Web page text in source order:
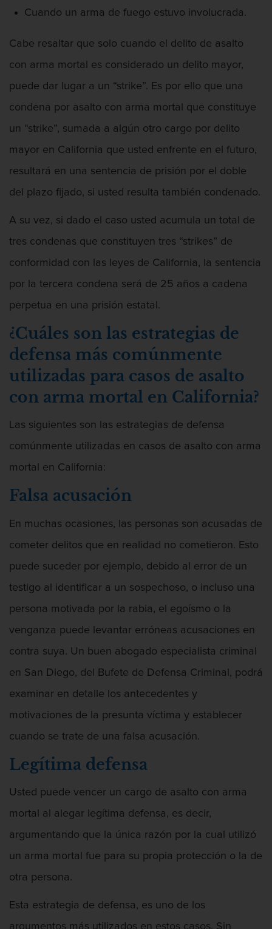
Cuando un arma de fuego estuvo involucrada.
Cabe resaltar que solo cuando el delito de asalto
con arma mortal es considerado un delito mayor,
puede dar lugar a un “strike”. Es por ello que una
condena por asalto con arma mortal que constituye
un “strike”, sumada a algún otro cargo por delito
mayor en California que usted enfrente en el futuro,
resultará en una sentencia de prisión por el doble
del plazo fijado, si usted resulta también condenado.
A su vez, si dado el caso usted acumula un total de
tres condenas que constituyen tres “strikes” de
conformidad con las leyes de California, la sentencia
por la tercera condena será de 25 años a cadena
perpetua en una prisión estatal.
¿Cuáles son las estrategias de
defensa más comúnmente
utilizadas para casos de asalto
con arma mortal en California?
Las siguientes son las estrategias de defensa
comúnmente utilizadas en casos de asalto con arma
mortal en California:
Falsa acusación
En muchas ocasiones, las personas son acusadas de
cometer delitos que en realidad no cometieron. Esto
puede suceder por ejemplo, debido al error de un
testigo al identificar a un sospechoso, o incluso una
persona motivada por la rabia, el egoísmo o la
venganza puede levantar erróneas acusaciones en
contra suya. Un buen abogado especialista criminal
en San Diego, del Bufete de Defensa Criminal, podrá
examinar en detalle los antecedentes y
motivaciones de la presunta víctima y establecer
cuando se trate de una falsa acusación.
Legítima defensa
Usted puede vencer un cargo de asalto con arma
mortal al alegar legítima defensa, es decir,
argumentando que la única razón por la cual utilizó
un arma mortal fue para su propia protección o la de
otra persona.
Esta estrategia de defensa, es uno de los
argumentos más utilizados en estos casos. Sin
Dependientes
Abuso Infantil
Agresión Contra Un Agente Del Orden
Público
Agresión Doméstica
Agresión Que Causa Lesiones Corporales
Agresión Sexual
Amenazas Criminales
Apropiación Indebida De Fondos Públicos
Armas Prohibidas en California
Asalto Agravado